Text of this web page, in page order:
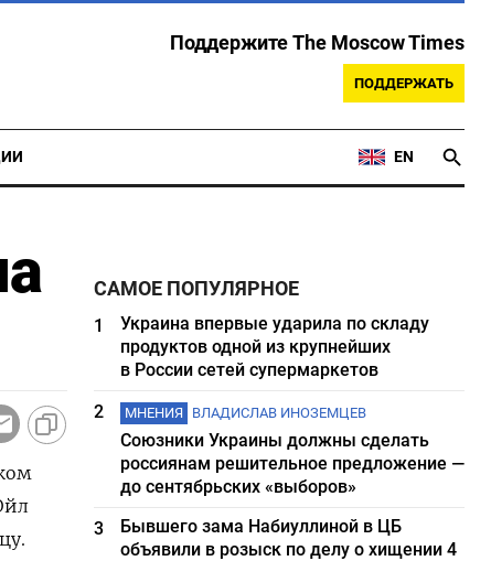
Поддержите The Moscow Times
ПОДДЕРЖАТЬ
EN
САМОЕ ПОПУЛЯРНОЕ
1
Украина впервые ударила по складу
продуктов одной из крупнейших
в России сетей супермаркетов
2
МНЕНИЯ ВЛАДИСЛАВ ИНОЗЕМЦЕВ
Союзники Украины должны сделать
россиянам решительное предложение —
до сентябрьских «выборов»
3
Бывшего зама Набиуллиной в ЦБ
объявили в розыск по делу о хищении 4